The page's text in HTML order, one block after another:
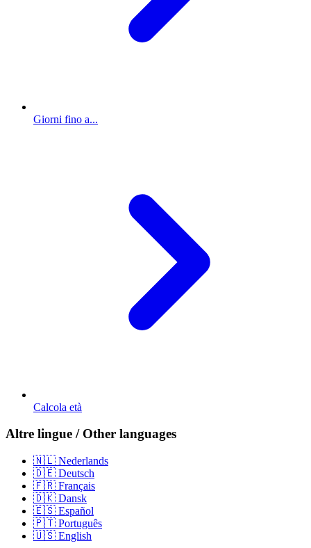
Giorni fino a...
Calcola età
Altre lingue / Other languages
🇳🇱 Nederlands
🇩🇪 Deutsch
🇫🇷 Français
🇩🇰 Dansk
🇪🇸 Español
🇵🇹 Português
🇺🇸 English